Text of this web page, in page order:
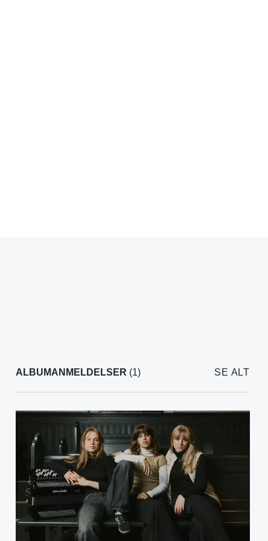
ALBUMANMELDELSER (1) SE ALT